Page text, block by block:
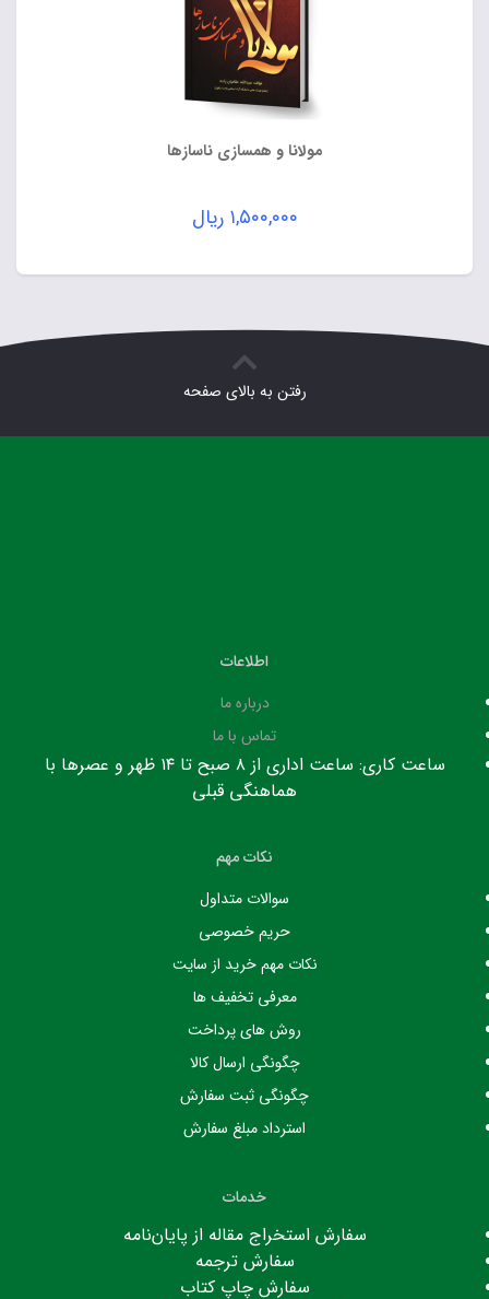
مولانا و همسازی ناسازها
۱,۵۰۰,۰۰۰ ریال
رفتن به بالای صفحه
اطلاعات
درباره ما
تماس با ما
ساعت کاری: ساعت اداری از ۸ صبح تا ۱۴ ظهر و عصرها با
هماهنگی قبلی
نکات مهم
سوالات متداول
حریم خصوصی
نکات مهم خرید از سایت
معرفی تخفیف ها
روش های پرداخت
چگونگی ارسال کالا
چگونگی ثبت سفارش
استرداد مبلغ سفارش
خدمات
سفارش استخراج مقاله از پایان‌نامه
سفارش ترجمه
سفارش چاپ کتاب